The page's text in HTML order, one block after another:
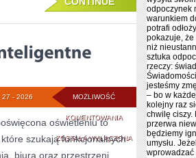
MOŻLIWOŚĆ
KOMENTOWANIASMART
HOME
ZOSTAŁA WYŁĄCZONA
27 - 2026
oświetleniu to
szukają funkcjonalnych
biura oraz przestrzeni
odpoczynek
warunkiem
potrafi
pokazuje, że
niż
sztuka
rzeczy:
jesteśmy
– bo w
kolejny raz
chwilę ciszy.
przerwa
będziemy
umysłu.
wprowadzać